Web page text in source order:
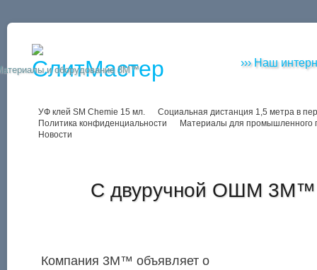
и оборудование 3M™
››› Наш
УФ клей SM Chemie 15 мл.
Социальная дистанция 1,5 метра в
Политика конфиденциальности
Материалы для промышленного
Новости
С двуручной ОШМ 3M™
Компания 3М™ объявляет о